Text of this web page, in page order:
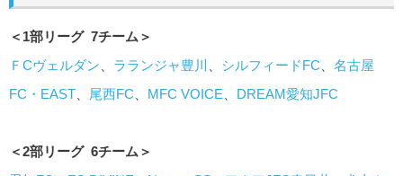
＜1部リーグ 7チーム＞
ＦCヴェルダン
ラランジャ豊川 シルフィードFC
名古屋
FC・EAST
尾西FC MFC VOICE DREAM愛知JFC
＜2部リーグ 6チーム＞